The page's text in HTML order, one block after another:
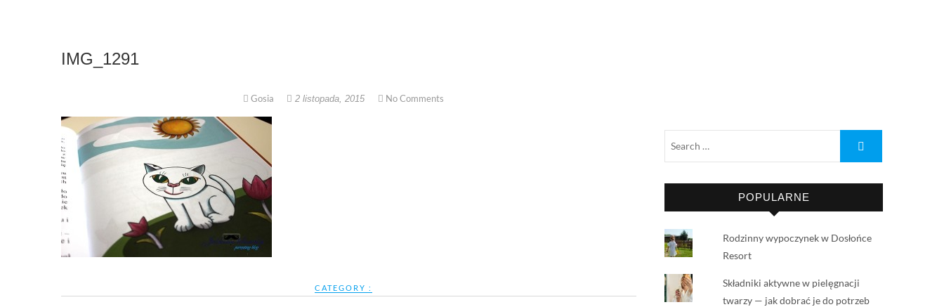
IMG_1291
Gosia 2 listopada, 2015 No Comments
CATEGORY :
POPULARNE
Rodzinny wypoczynek w Dosłońce
Resort
Składniki aktywne w pielęgnacji
twarzy — jak dobrać je do potrzeb